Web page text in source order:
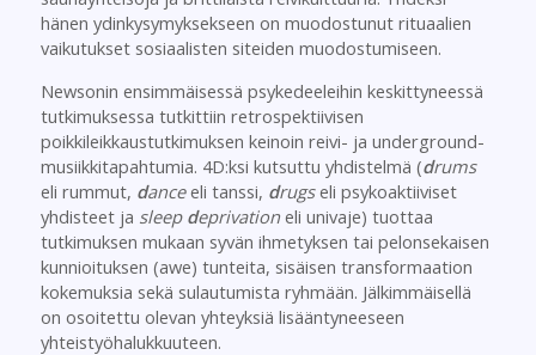
hänen ydinkysymyksekseen on muodostunut rituaalien
vaikutukset sosiaalisten siteiden muodostumiseen.
Newsonin ensimmäisessä psykedeeleihin keskittyneessä
tutkimuksessa tutkittiin retrospektiivisen
poikkileikkaustutkimuksen keinoin reivi- ja underground-
musiikkitapahtumia. 4D:ksi kutsuttu yhdistelmä (drums
eli rummut, danceeli tanssi, drugseli psykoaktiiviset
yhdisteet ja sleep deprivationeli univaje) tuottaa
tutkimuksen mukaan syvän ihmetyksen tai pelonsekaisen
kunnioituksen (awe) tunteita, sisäisen transformaation
kokemuksia sekä sulautumista ryhmään. Jälkimmäisellä
on osoitettu olevan yhteyksiä lisääntyneeseen
yhteistyöhalukkuuteen.